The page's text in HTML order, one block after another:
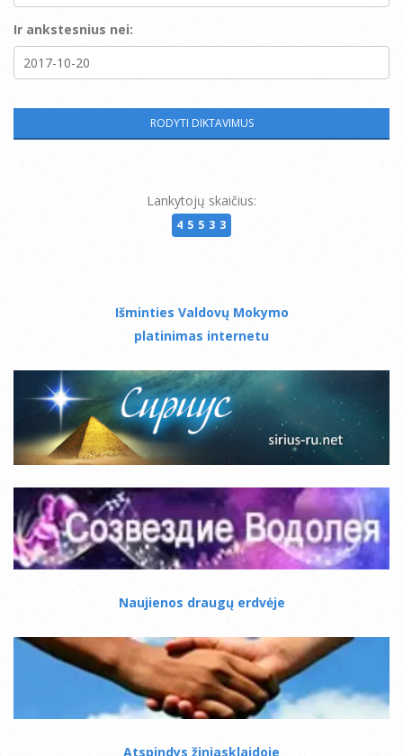
Ir ankstesnius nei:
Lankytojų skaičius:
45533
Išminties Valdovų Mokymo
platinimas internetu
Naujienos draugų erdvėje
Atspindys žiniasklaidoje